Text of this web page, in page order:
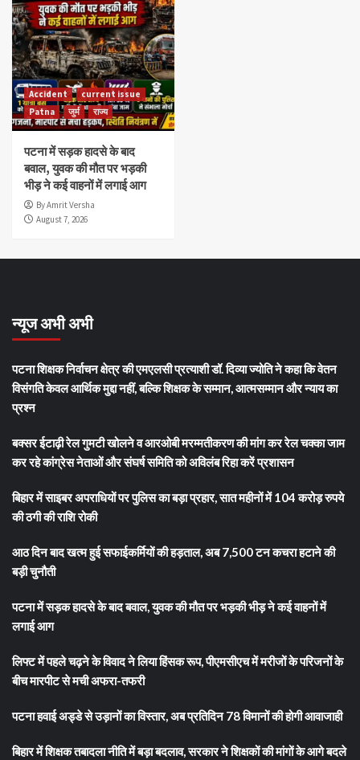
Accident
current issue
Patna
जुर्म राज्य
पटना में सड़क हादसे के बाद
बवाल, युवक की मौत पर भड़की
भीड़ ने कई वाहनों में लगाई आग
By Amrit Versha
August 7, 2026
न्यूज अभी अभी
पटना शिक्षक निर्वाचन क्षेत्र की एमएलसी प्रत्याशी डॉ. दिव्या ज्योति ने कहा कि वेतन
विसंगति केवल आर्थिक मुद्दा नहीं, बल्कि शिक्षक के सम्मान, आत्मसम्मान और न्याय का
प्रश्न
बक्सर ईटाढ़ी रेल गुमटी खोलने व आरओबी मरम्मतीकरण की मांग कर रेल चक्का जाम
कर रहे कांग्रेस नेताओं और संघर्ष समिति को अविलंब रिहा करें प्रशासन
बिहार में साइबर अपराधियों पर पुलिस का बड़ा प्रहार, सात महीनों में 104 करोड़ रुपये
की ठगी की राशि रोकी
आठ दिन बाद खत्म हुई सफाईकर्मियों की हड़ताल, अब 7,500 टन कचरा हटाने की
बड़ी चुनौती
पटना में सड़क हादसे के बाद बवाल, युवक की मौत पर भड़की भीड़ ने कई वाहनों में
लगाई आग
लिफ्ट में पहले चढ़ने के विवाद ने लिया हिंसक रूप, पीएमसीएच में मरीजों के परिजनों के
बीच मारपीट से मची अफरा-तफरी
पटना हवाई अड्डे से उड़ानों का विस्तार, अब प्रतिदिन 78 विमानों की होगी आवाजाही
बिहार में शिक्षक तबादला नीति में बड़ा बदलाव, सरकार ने शिक्षकों की मांगों के आगे बदले